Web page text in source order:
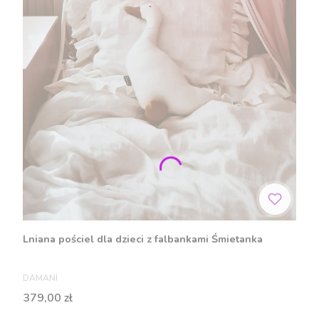
Lniana pościel dla dzieci z falbankami Śmietanka
PRODUCENT
DAMANI
Cena
379,00 zł